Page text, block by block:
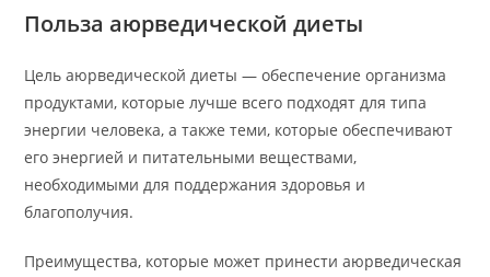
Польза аюрведической диеты
Цель аюрведической диеты — обеспечение организма
продуктами, которые лучше всего подходят для типа
энергии человека, а также теми, которые обеспечивают
его энергией и питательными веществами,
необходимыми для поддержания здоровья и
благополучия.
Преимущества, которые может принести аюрведическая